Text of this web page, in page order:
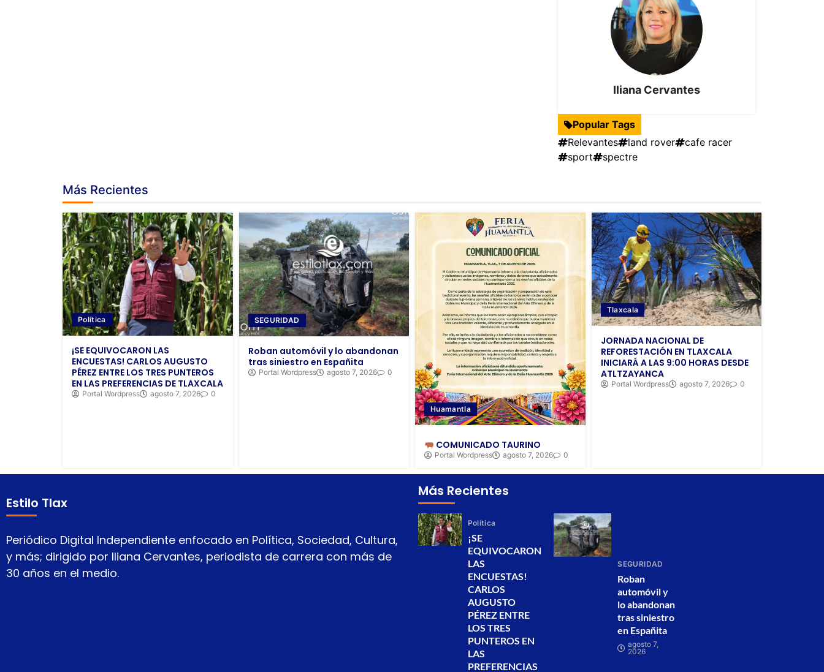
Iliana Cervantes
Popular Tags
Relevantes
land rover
cafe racer
sport
spectre
Más Recientes
Política
¡SE EQUIVOCARON LAS
ENCUESTAS! CARLOS AUGUSTO
PÉREZ ENTRE LOS TRES PUNTEROS
EN LAS PREFERENCIAS DE TLAXCALA
Portal Wordpress agosto 7, 2026 0
SEGURIDAD
Roban automóvil y lo abandonan
tras siniestro en Españita
Portal Wordpress agosto 7, 2026 0
Huamantla
COMUNICADO TAURINO
Portal Wordpress agosto 7, 2026 0
Tlaxcala
JORNADA NACIONAL DE
REFORESTACIÓN EN TLAXCALA
INICIARÁ A LAS 9:00 HORAS DESDE
ATLTZAYANCA
Portal Wordpress agosto 7, 2026 0
Estilo Tlax
Periódico Digital Independiente enfocado en Política, Sociedad, Cultura,
y más; dirigido por Iliana Cervantes, periodista de carrera con más de
30 años en el medio.
Más Recientes
Política
¡SE
EQUIVOCARON
LAS
ENCUESTAS!
CARLOS
AUGUSTO
PÉREZ ENTRE
LOS TRES
PUNTEROS EN
LAS
PREFERENCIAS
SEGURIDAD
Roban
automóvil y
lo abandonan
tras siniestro
en Españita
agosto 7,
2026